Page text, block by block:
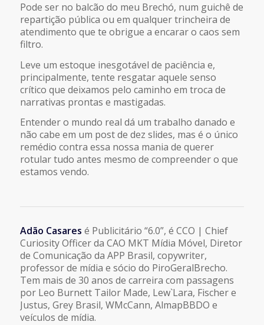
Pode ser no balcão do meu Brechó, num guichê de
repartição pública ou em qualquer trincheira de
atendimento que te obrigue a encarar o caos sem
filtro.
Leve um estoque inesgotável de paciência e,
principalmente, tente resgatar aquele senso
crítico que deixamos pelo caminho em troca de
narrativas prontas e mastigadas.
Entender o mundo real dá um trabalho danado e
não cabe em um post de dez slides, mas é o único
remédio contra essa nossa mania de querer
rotular tudo antes mesmo de compreender o que
estamos vendo.
Adão Casares é Publicitário “6.0”, é CCO | Chief
Curiosity Officer da CAO MKT Mídia Móvel, Diretor
de Comunicação da APP Brasil, copywriter,
professor de mídia e sócio do PiroGeralBrecho.
Tem mais de 30 anos de carreira com passagens
por Leo Burnett Tailor Made, Lew`Lara, Fischer e
Justus, Grey Brasil, WMcCann, AlmapBBDO e
veículos de mídia.